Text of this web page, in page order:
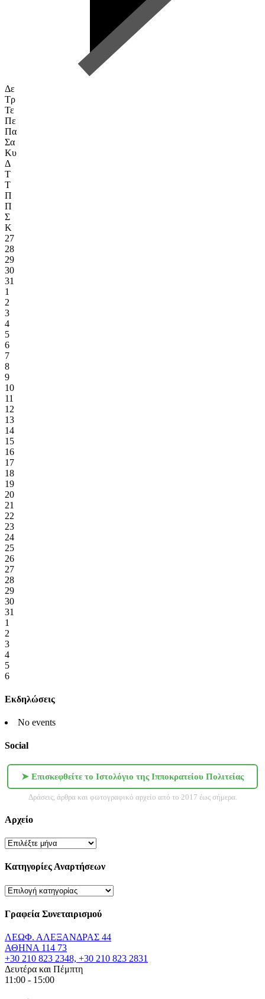
Δε
Τρ
Τε
Πε
Πα
Σα
Κυ
Δ
Τ
Τ
Π
Π
Σ
Κ
27
28
29
30
31
1
2
3
4
5
6
7
8
9
10
11
12
13
14
15
16
17
18
19
20
21
22
23
24
25
26
27
28
29
30
31
1
2
3
4
5
6
Εκδηλώσεις
No events
Social
➤ Επισκεφθείτε το Ιστολόγιο της Ιπποκρατείου Πολιτείας
Δράσεις, άρθρα και φωτογραφικό αρχείο από το 2017 έως σήμερα.
Αρχείο
Αρχείο
Κατηγορίες Αναρτήσεων
Κατηγορίες
Γραφεία Συνεταιρισμού
ΛΕΩΦ. ΑΛΕΞΑΝΔΡΑΣ 44
ΑΘΗΝΑ 114 73
+30 210 823 2348, +30 210 823 2831
Δευτέρα και Πέμπτη
11:00 - 15:00